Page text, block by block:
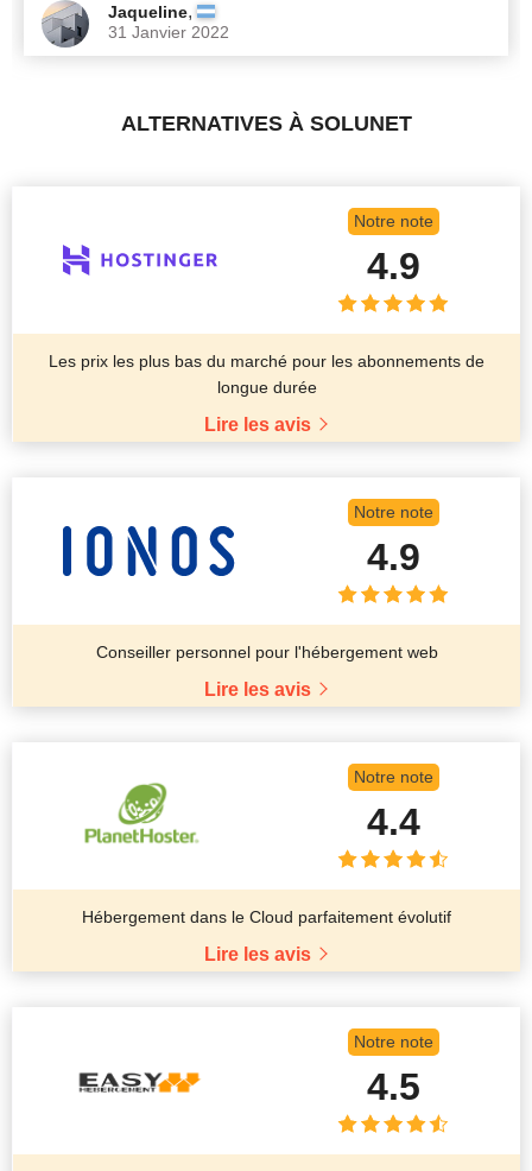
Jaqueline,
31 Janvier 2022
ALTERNATIVES À SOLUNET
Notre note
4.9
Les prix les plus bas du marché pour les abonnements de
longue durée
Lire les avis
Notre note
4.9
Conseiller personnel pour l'hébergement web
Lire les avis
Notre note
4.4
Hébergement dans le Cloud parfaitement évolutif
Lire les avis
Notre note
4.5